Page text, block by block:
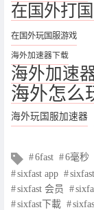
在国外打
在国外玩国服游戏
海外加速器下载
海外加速
海外怎么
海外玩国服加速器
文
章
标
签
6fast 6毫秒
sixfast app
sixfast 会员
sixfast下載